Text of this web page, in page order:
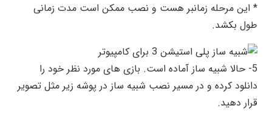
* این مرحله زمانبر هست و نصب ممکن است مدت زمانی
طول بکشد.
5- حالا شبیه ساز آماده است. بازی های مورد نظر خود را
دانلود کرده و در مسیر نصب شبیه ساز در پوشه زیر مثل تصویر
قرار دهید.